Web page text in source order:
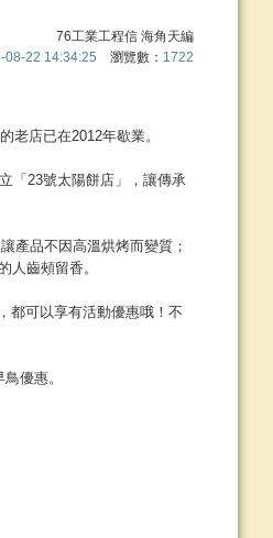
76工業工程信 海角天編
08-22 14:34:25 瀏覽數： 1722
老店已在2012年歇業。
「23號太陽餅店」，讓傳承
產品不因高溫烘烤而變質；
人齒頰留香。
都可以享有活動優惠哦！不
優惠。